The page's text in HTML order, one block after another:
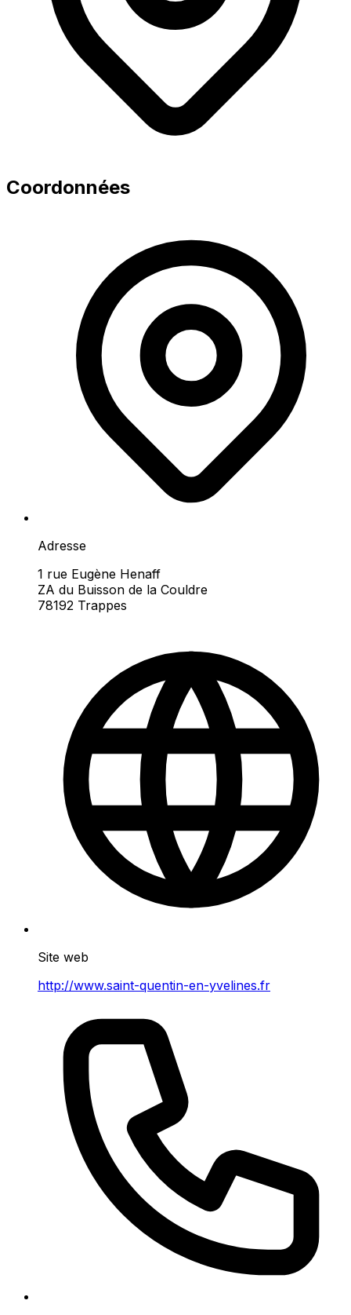
Coordonnées
Adresse
1 rue Eugène Henaff
ZA du Buisson de la Couldre
78192 Trappes
Site web
http://www.saint-quentin-en-yvelines.fr